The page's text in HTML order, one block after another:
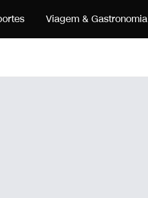
Viagem & Gastronomia